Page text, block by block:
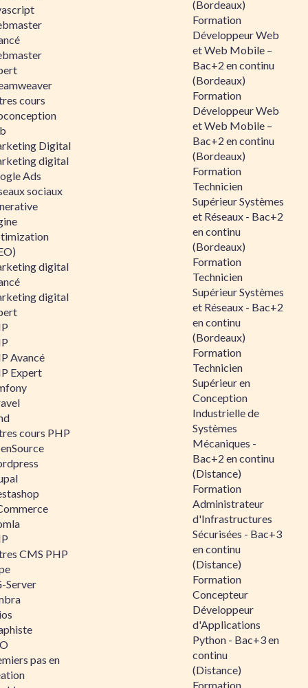
cours
Digital
digital
Ads
sociaux
digital
digital
Avancé
Expert
cours PHP
CMS PHP
Server
pas en
(Bordeaux)
Formation
Développeur Web
et Web Mobile –
Bac+2 en continu
(Bordeaux)
Formation
Développeur Web
et Web Mobile –
Bac+2 en continu
(Bordeaux)
Formation
Technicien
Supérieur Systèmes
et Réseaux - Bac+2
en continu
(Bordeaux)
Formation
Technicien
Supérieur Systèmes
et Réseaux - Bac+2
en continu
(Bordeaux)
Formation
Technicien
Supérieur en
Conception
Industrielle de
Systèmes
Mécaniques -
Bac+2 en continu
(Distance)
Formation
Administrateur
d'Infrastructures
Sécurisées - Bac+3
en continu
(Distance)
Formation
Concepteur
Développeur
d'Applications
Python - Bac+3 en
continu
(Distance)
Formation